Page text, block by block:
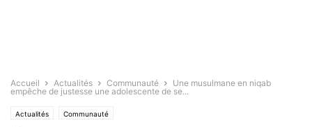
Accueil Actualités Communauté
Une musulmane en niqab
empêche de justesse une adolescente de se...
Actualités Communauté